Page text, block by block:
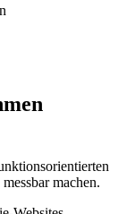
machen.